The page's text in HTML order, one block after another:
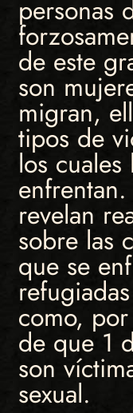
personas
de este
son
migran,
tipos de
los
revelan
sobre las
que se
como,
de que 1
son
sexual.